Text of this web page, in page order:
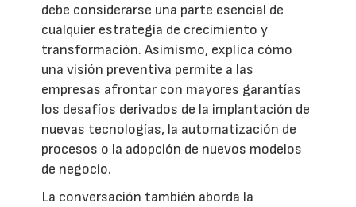
debe considerarse una parte esencial de
cualquier estrategia de crecimiento y
transformación. Asimismo, explica cómo
una visión preventiva permite a las
empresas afrontar con mayores garantías
los desafíos derivados de la implantación de
nuevas tecnologías, la automatización de
procesos o la adopción de nuevos modelos
de negocio.
La conversación también aborda la